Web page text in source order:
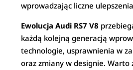
wprowadzając liczne
Ewolucja Audi RS7 V8
każdą kolejną generacją
technologie, usprawnienia w
oraz zmiany w designie. Warto